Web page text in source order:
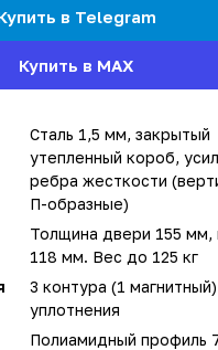
в Telegram
Купить в MAX
Сталь 1,5 мм, закрытый
утепленный короб,
ребра жесткости
П-образные)
Толщина двери 155 мм,
118 мм. Вес до 125 кг
3 контура (1 магнитный)
уплотнения
Полиамидный профиль